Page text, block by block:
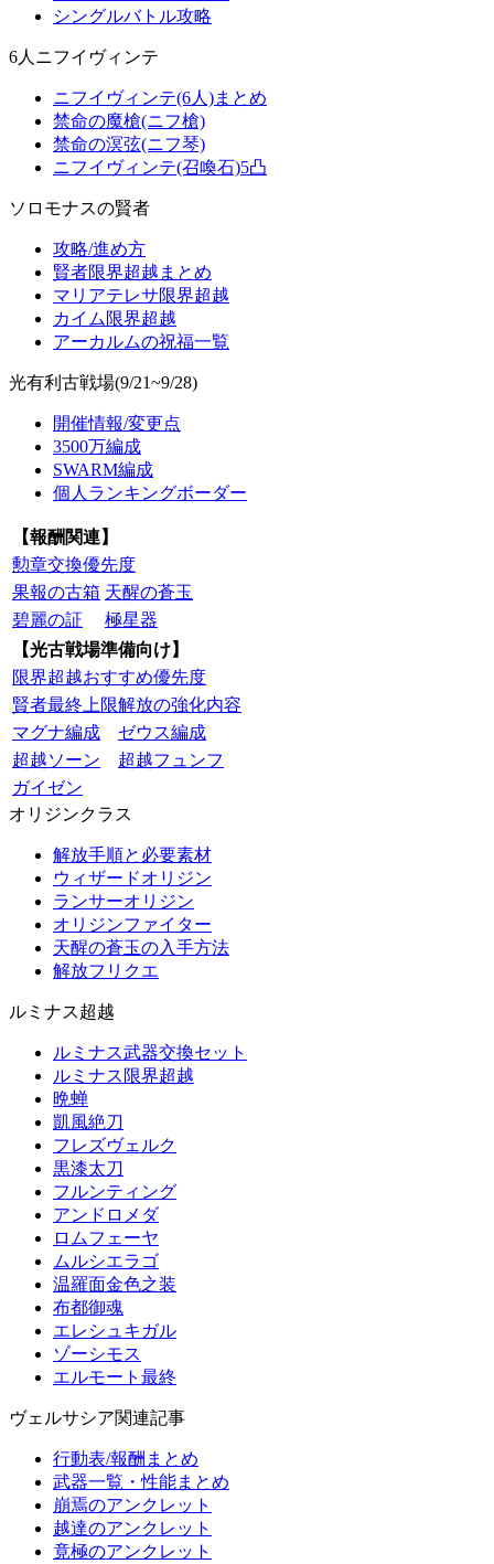
シングルバトル攻略
6人ニフイヴィンテ
ニフイヴィンテ(6人)まとめ
禁命の魔槍(ニフ槍)
禁命の溟弦(ニフ琴)
ニフイヴィンテ(召喚石)5凸
ソロモナスの賢者
攻略/進め方
賢者限界超越まとめ
マリアテレサ限界超越
カイム限界超越
アーカルムの祝福一覧
光有利古戦場(9/21~9/28)
開催情報/変更点
3500万編成
SWARM編成
個人ランキングボーダー
【報酬関連】
勲章交換優先度
果報の古箱 天醒の蒼玉
碧麗の証
極星器
【光古戦場準備向け】
限界超越おすすめ優先度
賢者最終上限解放の強化内容
マグナ編成
ゼウス編成
超越ソーン
超越フュンフ
ガイゼン
オリジンクラス
解放手順と必要素材
ウィザードオリジン
ランサーオリジン
オリジンファイター
天醒の蒼玉の入手方法
解放フリクエ
ルミナス超越
ルミナス武器交換セット
ルミナス限界超越
晩蝉
凱風絶刀
フレズヴェルク
黒漆太刀
フルンティング
アンドロメダ
ロムフェーヤ
ムルシエラゴ
温羅面金色之装
布都御魂
エレシュキガル
ゾーシモス
エルモート最終
ヴェルサシア関連記事
行動表/報酬まとめ
武器一覧・性能まとめ
崩焉のアンクレット
越達のアンクレット
竟極のアンクレット